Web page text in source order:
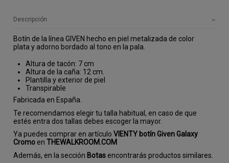
Descripción
Botín de la línea GIVEN hecho en piel metalizada de color
plata y adorno bordado al tono en la pala.
Altura de tacón: 7 cm
Altura de la caña: 12 cm.
Plantilla y exterior de piel
Transpirable
Fabricada en España.
Te recomendamos elegir tu talla habitual, en caso de que
estés entra dos tallas debes escoger la mayor.
Ya puedes comprar en artículoVIENTY botín Given Galaxy
Cromo enTHEWALKROOM.COM
Además, en la sección Botas encontrarás productos similares.